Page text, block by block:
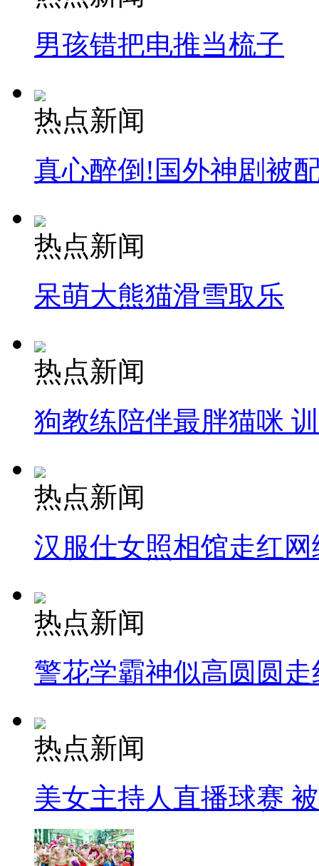
男孩错把电推当梳子
热点新闻
真心醉倒!国外神剧被
热点新闻
呆萌大熊猫滑雪取乐
热点新闻
狗教练陪伴最胖猫咪
热点新闻
汉服仕女照相馆走红网
热点新闻
警花学霸神似高圆圆走
热点新闻
美女主持人直播球赛